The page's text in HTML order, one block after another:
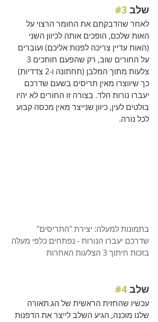
שלב #3
לאחר שהדבקתם את החומר הרצוי על
האות שלכם, הופכים אותה לכיוון השני
(האות עדיין צריכה לפנות אליכם) ועוברים
צלעות מתוך המלבן (תחתונה ו-2 צדדיות)
כך שיווצרו מאין תריסים בשעם שדרכם
יעברו נורות הלד. בצורה זו החורים לא יהיו
בולטים לעין, כיוון שנייצר מאין מכסה קבוע
לכל נורה.
בתמונות למעלה: יצירת "התריסים"
שדרכם יעברו הנורות - נפתחים כלפי מעלה
בזכות חיתוך 3 הצלעות האחרות
שלב #4
עכשיו שהחזית הראשית של הג.תאורה
שלנו מוכנה, הגיע השלב לייצר את הדפנות